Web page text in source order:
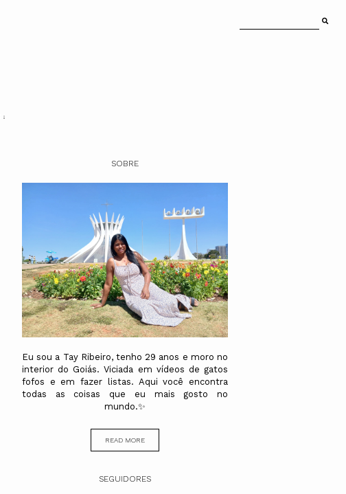
SOBRE
Eu sou a Tay Ribeiro, tenho 29 anos e moro no
interior do Goiás. Viciada em vídeos de gatos
fofos e em fazer listas. Aqui você encontra
todas as coisas que eu mais gosto no
mundo.✨
READ MORE
SEGUIDORES